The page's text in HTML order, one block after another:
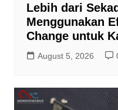
Lebih dari
Menggunakan
Change untuk
August 5, 2026